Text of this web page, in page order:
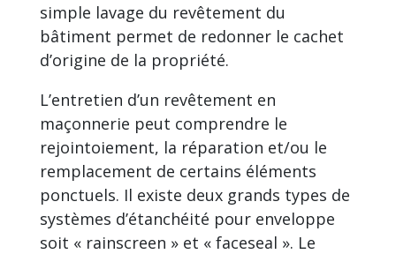
simple lavage du revêtement du
bâtiment permet de redonner le cachet
d’origine de la propriété.
L’entretien d’un revêtement en
maçonnerie peut comprendre le
rejointoiement, la réparation et/ou le
remplacement de certains éléments
ponctuels. Il existe deux grands types de
systèmes d’étanchéité pour enveloppe
soit « rainscreen » et « faceseal ». Le